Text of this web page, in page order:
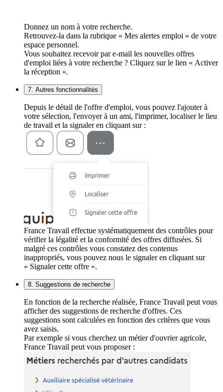
Donnez un nom à votre recherche.
Retrouvez-la dans la rubrique « Mes alertes emploi » de votre
espace personnel.
Vous souhaitez recevoir par e-mail les nouvelles offres
d'emploi liées à votre recherche ? Cliquez sur le lien « Activer
la réception ».
7. Autres fonctionnalités
Depuis le détail de l'offre d'emploi, vous pouvez l'ajouter à
votre sélection, l'envoyer à un ami, l'imprimer, localiser le lieu
de travail et la signaler en cliquant sur :
France Travail effectue systématiquement des contrôles pour
vérifier la légalité et la conformité des offres diffusées. Si
malgré ces contrôles vous constatez des contenus
inappropriés, vous pouvez nous le signaler en cliquant sur
« Signaler cette offre ».
8. Suggestions de recherche
En fonction de la recherche réalisée, France Travail peut vous
afficher des suggestions de recherche d'offres. Ces
suggestions sont calculées en fonction des critères que vous
avez saisis.
Par exemple si vous cherchez un métier d'ouvrier agricole,
France Travail peut vous proposer :